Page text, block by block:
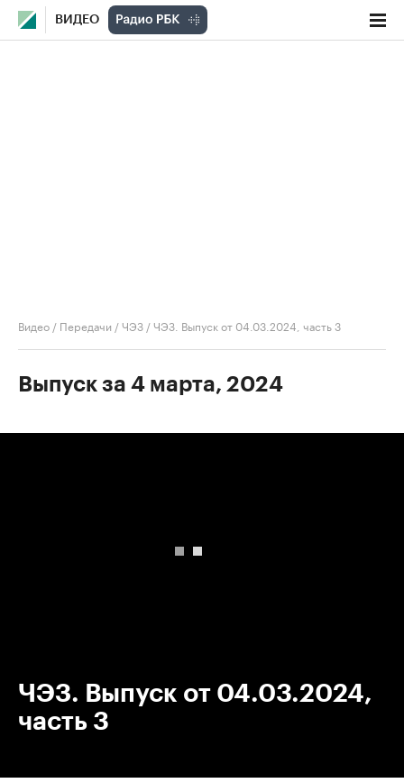
ВИДЕО
Видео / Передачи /ЧЭЗ /ЧЭЗ. Выпуск от 04.03.2024, часть 3
Выпуск за 4 марта, 2024
ЧЭЗ. Выпуск от 04.03.2024,
часть 3